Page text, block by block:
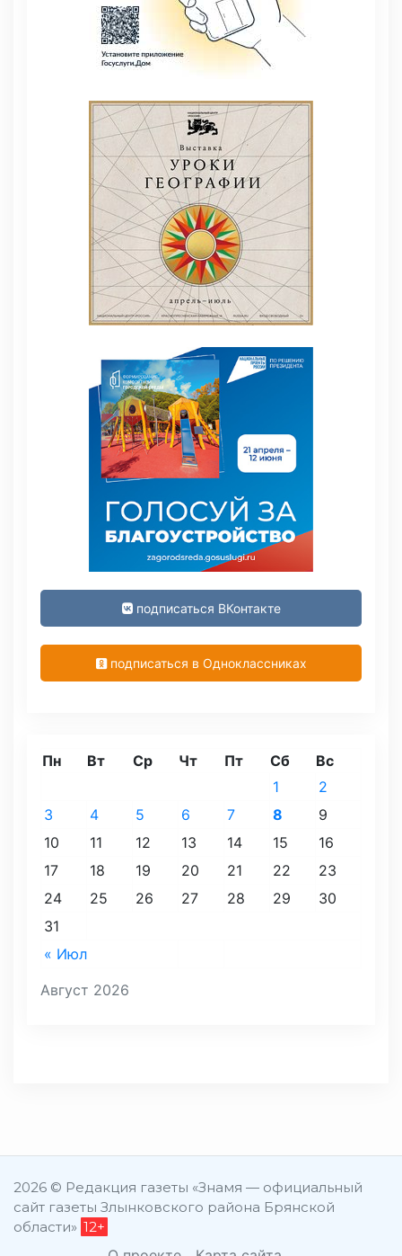
подписаться ВКонтакте
подписаться в Одноклассниках
Август 2026
Пн Вт Ср Чт Пт Сб Вс
« Июл
1
2
3
4 5 6 7 8
9
10
11 12 13 14 15
16
17
18 19 20 21 22
23
24
25 26 27 28 29
30
31
2026 © Редакция газеты «Знамя — официальный
сайт газеты Злынковского района Брянской
области» 12+